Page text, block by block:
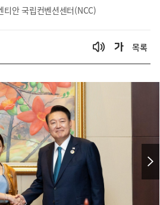
안 국립컨벤션센터(NCC)
목록